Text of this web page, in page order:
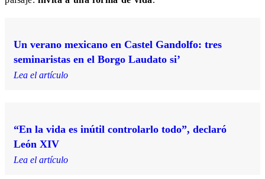
Un verano mexicano en Castel Gandolfo: tres
seminaristas en el Borgo Laudato si’
Lea el artículo
“En la vida es inútil controlarlo todo”, declaró
León XIV
Lea el artículo